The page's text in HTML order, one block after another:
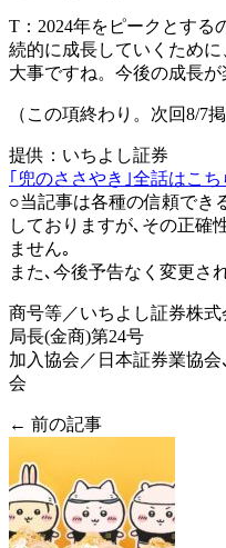
T： 2024年をピークとする
続的に成長していくため
大事ですね。今後の成長が
（この項終わり。次回8/7
提供：いちよし証券
｢兜のささやき｣全話はこち
○当記事は各種の信頼でき
しておりますが､その正確
ません｡
また､今後予告なく変更さ
商号等／いちよし証券株
局長(金商)第24号
加入協会／日本証券業協
会
← 前の記事